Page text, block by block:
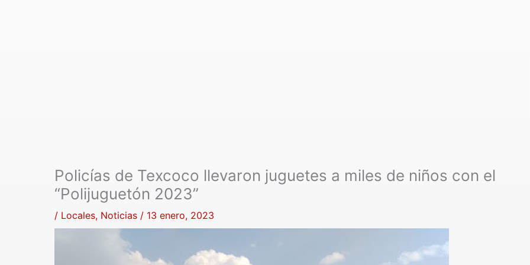
Policías de Texcoco llevaron juguetes a miles de niños con el
“Polijuguetón 2023”
/ Locales, Noticias / 13 enero, 2023